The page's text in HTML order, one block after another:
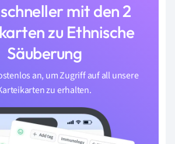
mit den 2
zu Ethnische
Säuberung
an, um Zugriff auf all unsere
zu erhalten.